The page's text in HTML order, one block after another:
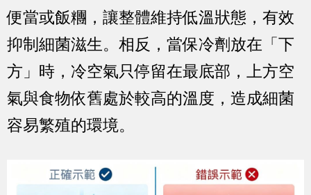
便當或飯糰，讓整體維持低溫狀態，有效
抑制細菌滋生。相反，當保冷劑放在「下
方」時，冷空氣只停留在最底部，上方空
氣與食物依舊處於較高的溫度，造成細菌
容易繁殖的環境。